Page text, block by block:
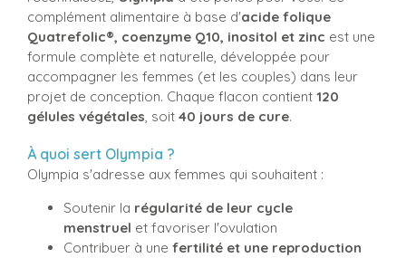
complément alimentaire à base d'acide folique
Quatrefolic®, coenzyme Q10, inositol et zinc est une
formule complète et naturelle, développée pour
accompagner les femmes (et les couples) dans leur
projet de conception. Chaque flacon contient 120
gélules végétales, soit 40 jours de cure.
À quoi sert Olympia ?
Olympia s'adresse aux femmes qui souhaitent :
Soutenir la régularité de leur cycle
menstruel et favoriser l'ovulation
Contribuer à une fertilité et une reproduction